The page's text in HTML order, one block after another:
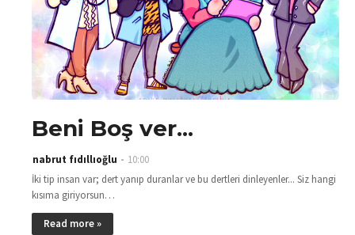
Beni Boş ver...
nabrut fıdıllıoğlu
10:00
İki tip insan var; dert yanıp duranlar ve bu dertleri dinleyenler... Siz hangi
kısıma giriyorsun…
Read more »